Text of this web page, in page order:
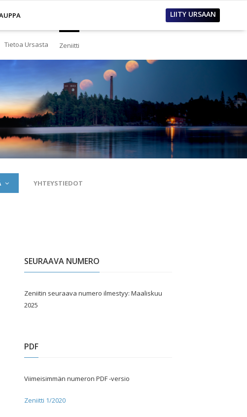
LIITY URSAAN
ja sanastoja
Yleistä Ursasta
Hallinto
Talous
Avoimet työpaikat
Esitteet ja raportit
Tietoa Ursasta Zeniitti
YHTEYSTIEDOT
SEURAAVA NUMERO
Zeniitin seuraava numero ilmestyy: Maaliskuu
2025
PDF
Viimeisimmän numeron PDF -versio
Zeniitti 1/2020